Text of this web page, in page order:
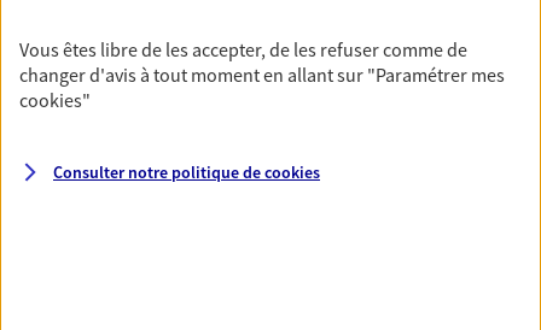
Couvrez vos dépenses de santé ainsi que celles de
votre famille avec la complémentaire santé qui
vous ressemble.
Prévoyance
Vous êtes libre de les accepter, de les refuser comme de
changer d'avis à tout moment en allant sur "Paramétrer mes
cookies"
Consulter notre politique decookies